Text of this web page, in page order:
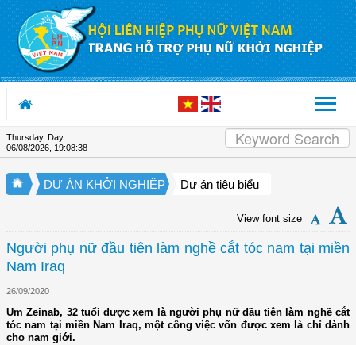
Skip to Content
Thursday, Day
06/08/2026 19:08:38
DỰ ÁN KHỞI NGHIỆP Dự án tiêu biểu
View font size
Người phụ nữ đầu tiên làm nghề cắt tóc nam tại miền
Nam Iraq
26/09/2020
Um Zeinab, 32 tuổi được xem là người phụ nữ đầu tiên làm nghề cắt
tóc nam tại miền Nam Iraq, một công việc vốn được xem là chỉ dành
cho nam giới.